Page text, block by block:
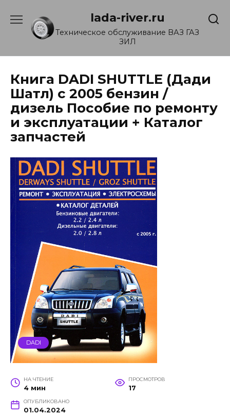
содержанию
lada-river.ru
Техническое обслуживание ВАЗ ГАЗ
ЗИЛ
Книга DADI SHUTTLE (Дади
Шатл) с 2005 бензин /
дизель Пособие по ремонту
и эксплуатации + Каталог
запчастей
DADI
НА ЧТЕНИЕ
4 мин
ПРОСМОТРОВ
17
ОПУБЛИКОВАНО
01.04.2024